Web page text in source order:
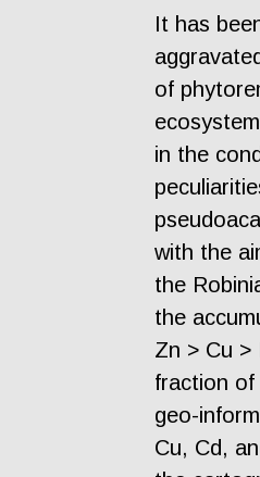
It has
of
in the
with the
the
the
Zn > Cu >
fraction of
geo-
Cu, Cd,